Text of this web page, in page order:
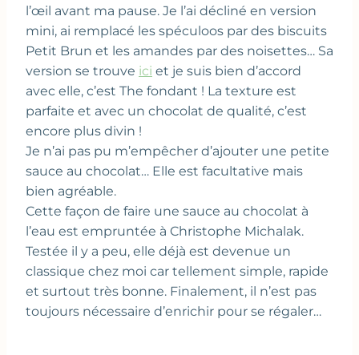
l’œil avant ma pause. Je l’ai décliné en version
mini, ai remplacé les spéculoos par des biscuits
Petit Brun et les amandes par des noisettes… Sa
version se trouve ici et je suis bien d’accord
avec elle, c’est The fondant ! La texture est
parfaite et avec un chocolat de qualité, c’est
encore plus divin !
Je n’ai pas pu m’empêcher d’ajouter une petite
sauce au chocolat… Elle est facultative mais
bien agréable.
Cette façon de faire une sauce au chocolat à
l’eau est empruntée à Christophe Michalak.
Testée il y a peu, elle déjà est devenue un
classique chez moi car tellement simple, rapide
et surtout très bonne. Finalement, il n’est pas
toujours nécessaire d’enrichir pour se régaler…